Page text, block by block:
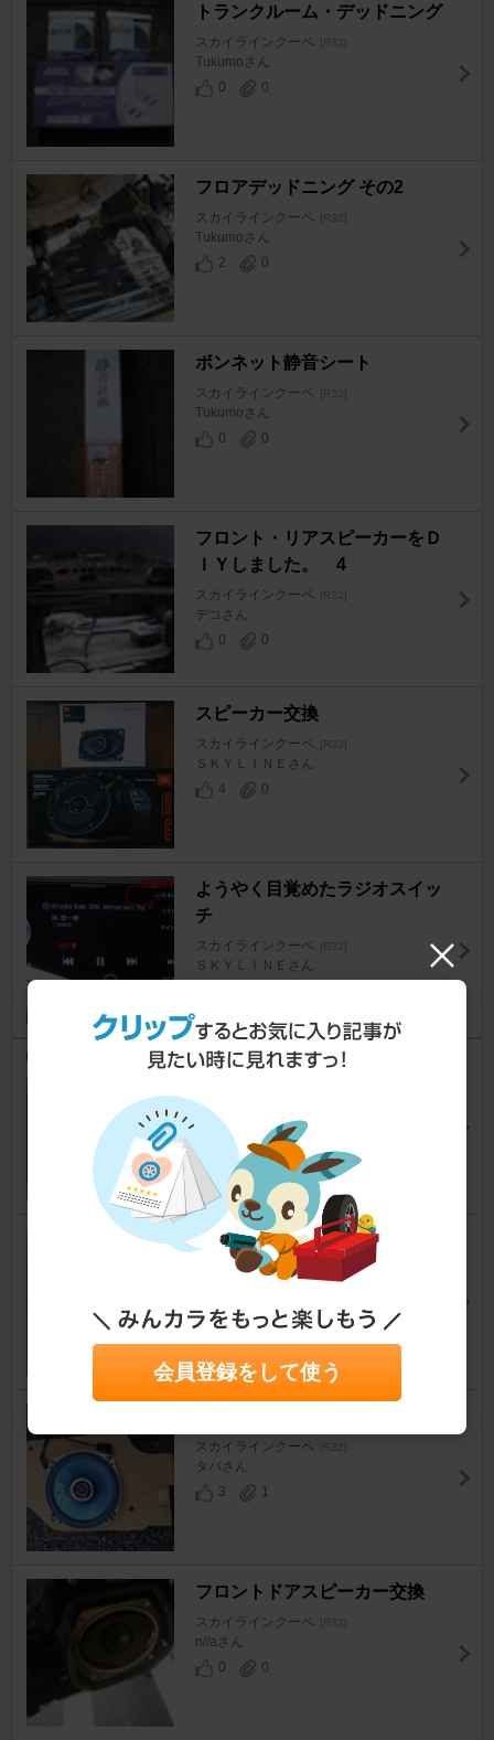
トランクルーム・デッドニング
スカイラインクーペ [R32]
Tukumoさん
0
0
フロアデッドニング その2
スカイラインクーペ [R32]
Tukumoさん
2
0
ボンネット静音シート
スカイラインクーペ [R32]
Tukumoさん
0
0
フロント・リアスピーカーをＤ
ＩＹしました。 4
スカイラインクーペ [R32]
デコさん
0
0
スピーカー交換
スカイラインクーペ [R32]
ＳＫＹＬＩＮＥさん
4
0
ようやく目覚めたラジオスイッ
チ
スカイラインクーペ [R32]
ＳＫＹＬＩＮＥさん
デッキ交換！！
デコさん
0
iPhone 3GSの充電は、どうす
bluenote_37さん
0
0
スカイラインクーペ [R32]
タバさん
3
1
フロントドアスピーカー交換
スカイラインクーペ [R32]
n//aさん
0
0
会員登録をして使う